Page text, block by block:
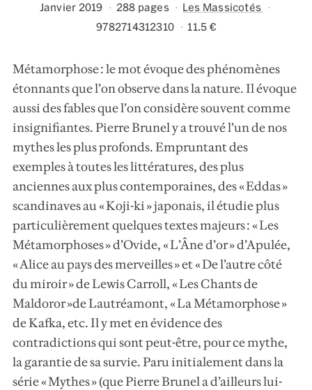
Janvier 2019 288 pages
Les Massicotés
9782714312310
11.5 €
Métamorphose : le mot évoque des phénomènes
étonnants que l’on observe dans la nature. Il évoque
aussi des fables que l’on considère souvent comme
insignifiantes. Pierre Brunel y a trouvé l’un de nos
mythes les plus profonds. Empruntant des
exemples à toutes les littératures, des plus
anciennes aux plus contemporaines, des « Eddas »
scandinaves au « Koji-ki » japonais, il étudie plus
particulièrement quelques textes majeurs : « Les
Métamorphoses » d’Ovide, « L’Âne d’or » d’Apulée,
« Alice au pays des merveilles » et « De l’autre côté
du miroir » de Lewis Carroll, « Les Chants de
Maldoror »de Lautréamont, « La Métamorphose »
de Kafka, etc. Il y met en évidence des
contradictions qui sont peut-être, pour ce mythe,
la garantie de sa survie. Paru initialement dans la
série « Mythes » (que Pierre Brunel a d’ailleurs lui-